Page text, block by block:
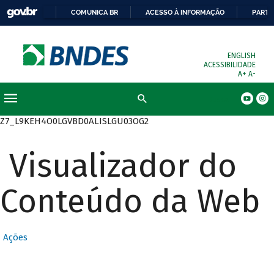
COMUNICA BR ACESSO À INFORMAÇÃO
ENGLISH
ACESSIBILIDADE
A+ A-
Z7_L9KEH4O0LGVBD0ALISLGU03OG2
Visualizador do
Conteúdo da Web
Ações